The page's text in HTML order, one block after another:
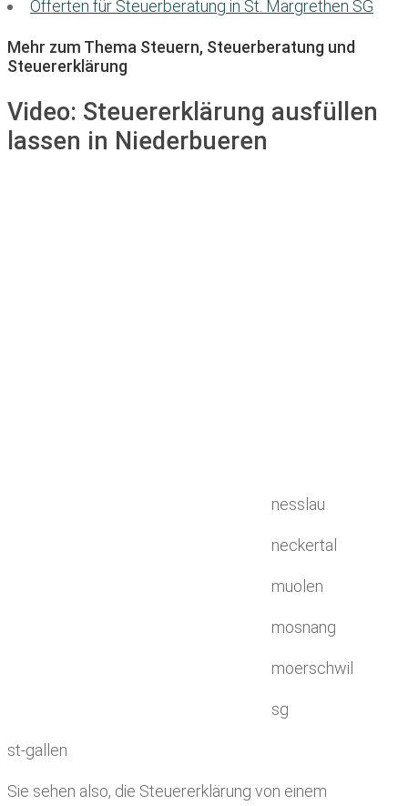
Offerten für Steuerberatung in St. Margrethen SG
Mehr zum Thema Steuern, Steuerberatung und
Steuererklärung
Video: Steuererklärung ausfüllen
lassen in Niederbueren
nesslau
neckertal
muolen
mosnang
moerschwil
sg
st-gallen
Sie sehen also, die Steuererklärung von einem